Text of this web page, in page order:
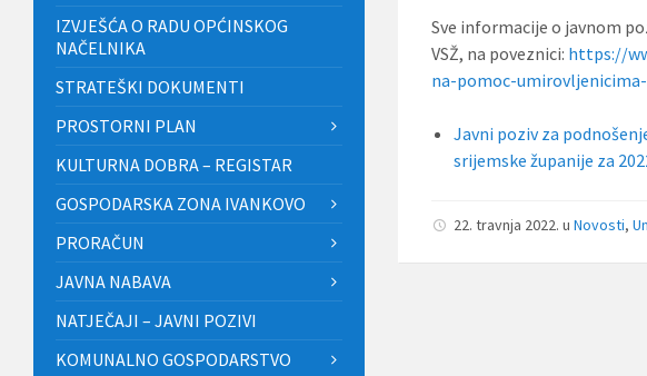
Sve informacije o javnom
VSŽ, na poveznici: https://
na-pomoc-
Javni poziv za
srijemske županije za
22. travnja 2022.uNovosti,
IZVJEŠĆA O RADU OPĆINSKOG
NAČELNIKA
STRATEŠKI DOKUMENTI
PROSTORNI PLAN
KULTURNA DOBRA – REGISTAR
GOSPODARSKA ZONA IVANKOVO
PRORAČUN
JAVNA NABAVA
NATJEČAJI – JAVNI POZIVI
KOMUNALNO GOSPODARSTVO